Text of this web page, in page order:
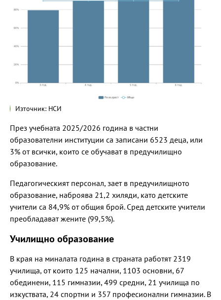
Източник: НСИ
През учебната 2025/2026 година в частни
образователни институции са записани 6523 деца, или
3% от всички, които се обучават в предучилищно
образование.
Педагогическият персонал, зает в предучилищното
образование, наброява 21,2 хиляди, като детските
учители са 84,9% от общия брой. Сред детските учители
преобладават жените (99,5%).
Училищно образование
В края на миналата година в страната работят 2319
училища, от които 125 начални, 1103 основни, 67
обединени, 115 гимназии, 499 средни, 21 училища по
изкуствата, 24 спортни и 357 професионални гимназии. В